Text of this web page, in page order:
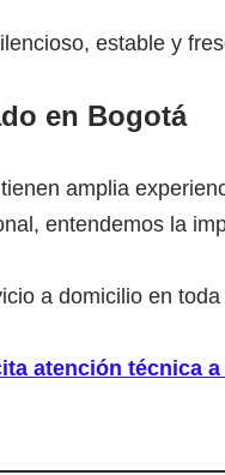
estable y
en Bogotá
amplia
entendemos la
a domicilio en toda
atención técnica